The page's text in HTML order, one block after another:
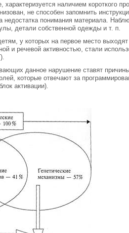
наличием короткого
не способен запомнить
недостатка понимания материала.
детали собственной одежды и т. п.
у которых на первое место
и речевой активностью, стали
данное нарушение ставят причины
которые отвечают за
активации).